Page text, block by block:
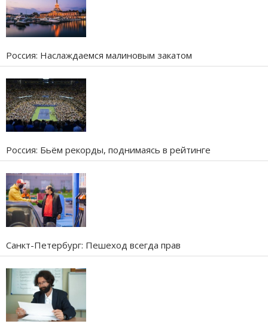
Россия: Наслаждаемся малиновым закатом
Россия: Бьём рекорды, поднимаясь в рейтинге
Санкт-Петербург: Пешеход всегда прав